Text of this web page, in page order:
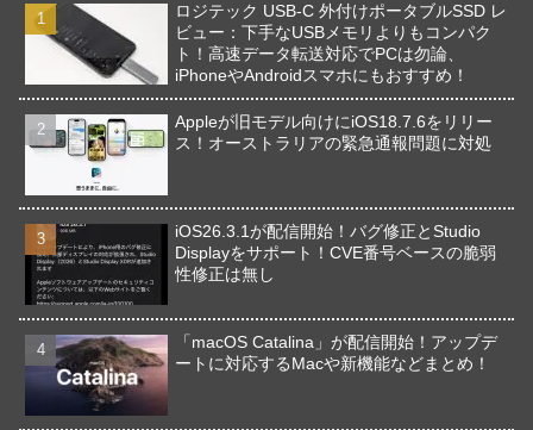
ロジテック USB-C 外付けポータブルSSD レ
ビュー：下手なUSBメモリよりもコンパク
ト！高速データ転送対応でPCは勿論、
iPhoneやAndroidスマホにもおすすめ！
Appleが旧モデル向けにiOS18.7.6をリリー
ス！オーストラリアの緊急通報問題に対処
iOS26.3.1が配信開始！バグ修正とStudio
Displayをサポート！CVE番号ベースの脆弱
性修正は無し
「macOS Catalina」が配信開始！アップデ
ートに対応するMacや新機能などまとめ！